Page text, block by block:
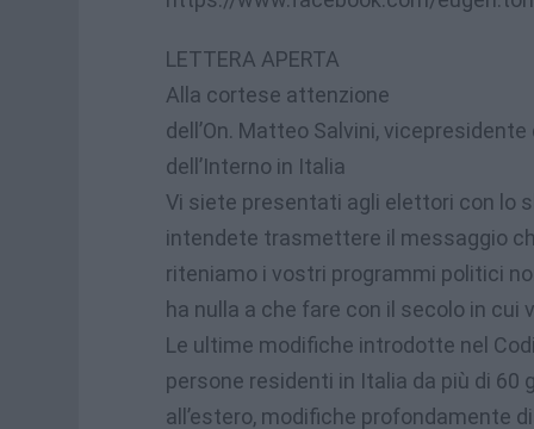
LETTERA APERTA
Alla cortese attenzione
dell’On. Matteo Salvini,
dell’Interno in Italia
Vi siete presentati agli elettori con lo
intendete trasmettere il messaggio
riteniamo i vostri programmi politici
ha nulla a che fare con il secolo in cui
Le ultime modifiche introdotte nel
persone residenti in Italia da più di
all’estero, modifiche profondamente